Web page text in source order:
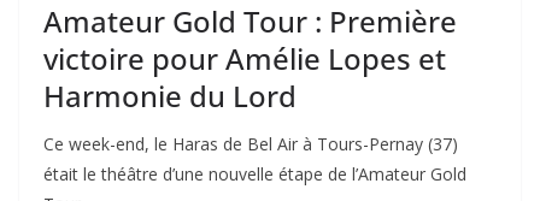
Amateur Gold Tour : Première
victoire pour Amélie Lopes et
Harmonie du Lord
Ce week-end, le Haras de Bel Air à Tours-Pernay (37)
était le théâtre d’une nouvelle étape de l’Amateur Gold